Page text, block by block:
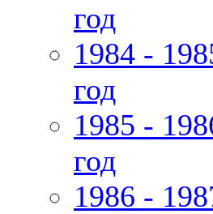
год
1984 -
год
1985 -
год
1986 -